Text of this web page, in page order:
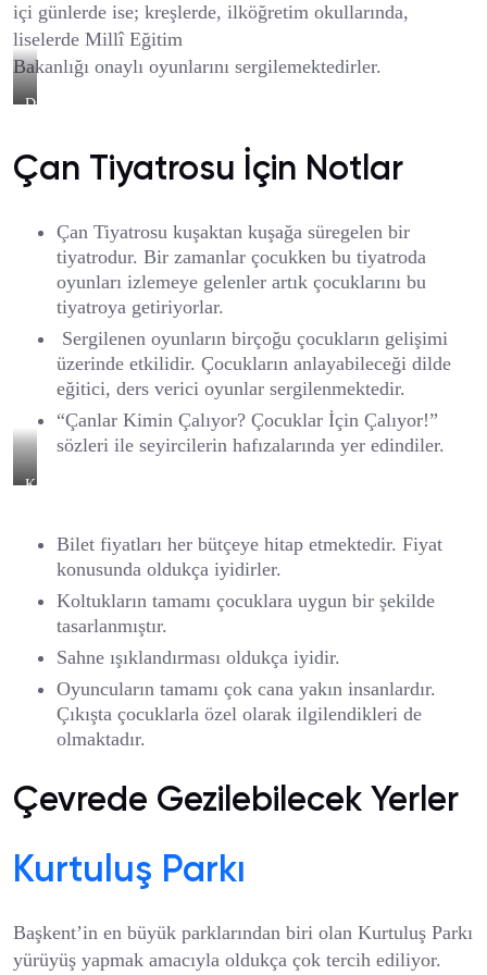
içi günlerde ise; kreşlerde, ilköğretim okullarında,
liselerde Millî Eğitim
Bakanlığı onaylı oyunlarını sergilemektedirler.
Dindo
Oyunundan
Bir
Çan Tiyatrosu İçin Notlar
Çan Tiyatrosu kuşaktan kuşağa süregelen bir
tiyatrodur. Bir zamanlar çocukken bu tiyatroda
oyunları izlemeye gelenler artık çocuklarını bu
tiyatroya getiriyorlar.
Sergilenen oyunların birçoğu çocukların gelişimi
üzerinde etkilidir. Çocukların anlayabileceği dilde
eğitici, ders verici oyunlar sergilenmektedir.
“Çanlar Kimin Çalıyor? Çocuklar İçin Çalıyor!”
sözleri ile seyircilerin hafızalarında yer edindiler.
Keloğlan
Bir
Görüntü
Bilet fiyatları her bütçeye hitap etmektedir. Fiyat
konusunda oldukça iyidirler.
Koltukların tamamı çocuklara uygun bir şekilde
tasarlanmıştır.
Sahne ışıklandırması oldukça iyidir.
Oyuncuların tamamı çok cana yakın insanlardır.
Çıkışta çocuklarla özel olarak ilgilendikleri de
olmaktadır.
Çevrede Gezilebilecek Yerler
Kurtuluş Parkı
Başkent’in en büyük parklarından biri olan Kurtuluş Parkı
yürüyüş yapmak amacıyla oldukça çok tercih ediliyor.